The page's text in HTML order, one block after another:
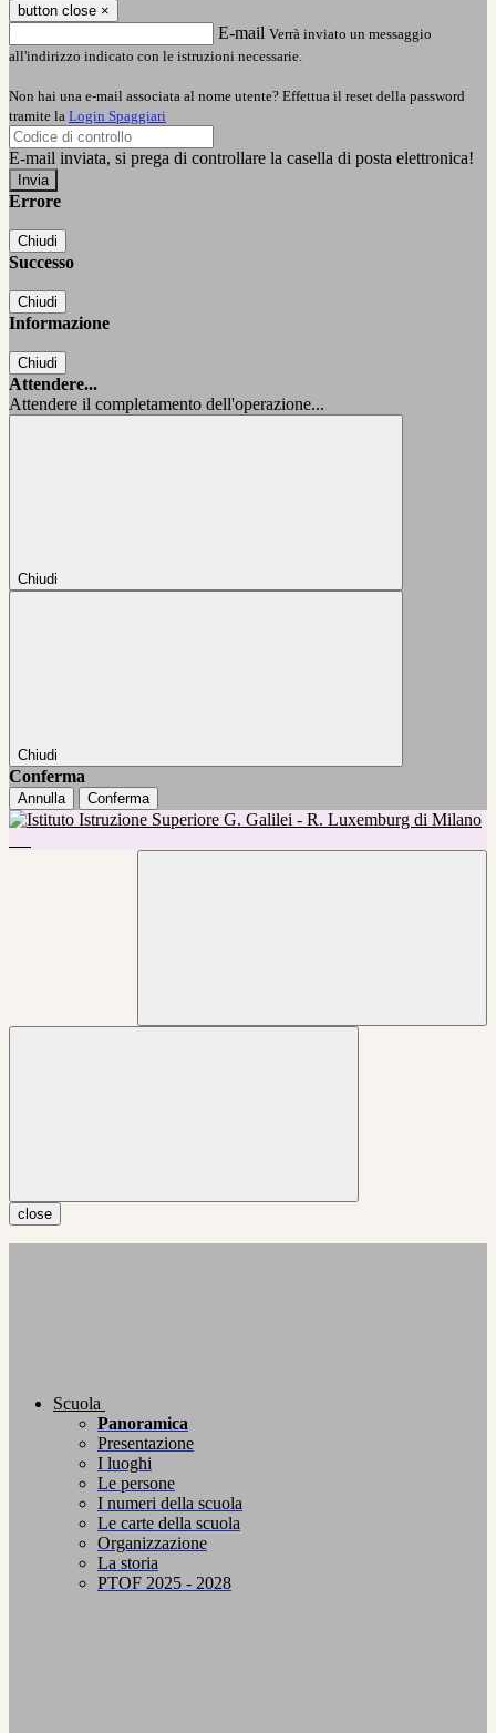
button close ×
E-mail Verrà inviato un messaggio
all'indirizzo indicato con le istruzioni necessarie.
Non hai una e-mail associata al nome utente? Effettua il reset della password
tramite la Login Spaggiari
E-mail inviata, si prega di controllare la casella di posta elettronica!
Errore
Chiudi
Successo
Chiudi
Informazione
Chiudi
Attendere...
Attendere il completamento dell'operazione...
Chiudi
Chiudi
Conferma
Annulla Conferma
close
Scuola
Panoramica
Presentazione
I luoghi
Le persone
I numeri della scuola
Le carte della scuola
Organizzazione
La storia
PTOF 2025 - 2028